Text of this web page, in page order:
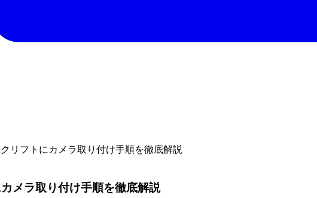
リフトにカメラ取り付け手順を徹底解説
メラ取り付け手順を徹底解説